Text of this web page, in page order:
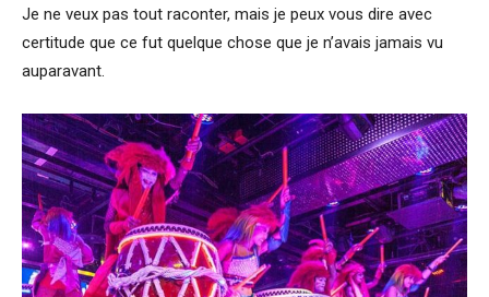
Je ne veux pas tout raconter, mais je peux vous dire avec
certitude que ce fut quelque chose que je n’avais jamais vu
auparavant.